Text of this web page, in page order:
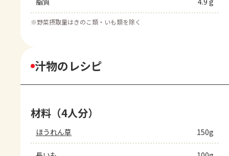
※野菜摂取量はきのこ類・いも類を除く
汁物のレシピ
材料（4人分）
ほうれん草 150g